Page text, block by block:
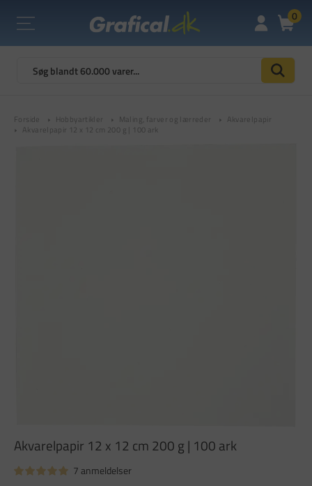
0
Forside Hobbyartikler Maling, farver og lærreder
Akvarelpapir
Akvarelpapir 12 x 12 cm 200 g | 100 ark
Akvarelpapir 12 x 12 cm 200 g | 100 ark
7 anmeldelser